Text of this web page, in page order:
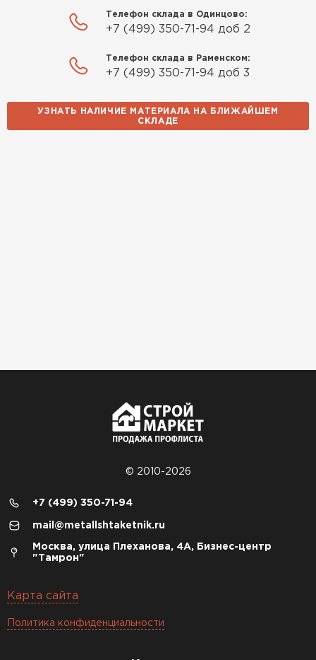
Телефон склада в Одинцово:
+7 (499) 350-71-94 доб 2
Телефон склада в Раменском:
+7 (499) 350-71-94 доб 3
УЗНАТЬ НАЛИЧИЕ МАТЕРИАЛА НА БЛИЖАЙШЕМ
СКЛАДЕ
© 2010-2026
+7 (499) 350-71-94
mail@metallshtaketnik.ru
Москва, улица Плеханова, 4А, Бизнес-центр
"Тамрон"
Карта сайта
Политика конфиденциальности